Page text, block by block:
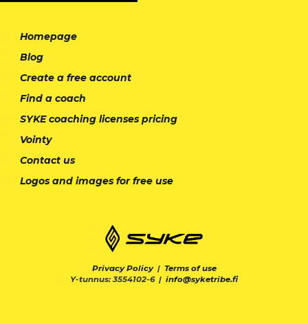
Homepage
Blog
Create a free account
Find a coach
SYKE coaching licenses pricing
Vointy
Contact us
Logos and images for free use
Privacy Policy| Terms of use
Y-tunnus: 3554102-6 | info@syketribe.fi